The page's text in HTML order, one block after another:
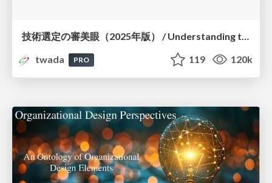
技術選定の審美眼（2025年版） / Understanding the Spiral of Technologies 2025 edition
twada
PRO 119 120k